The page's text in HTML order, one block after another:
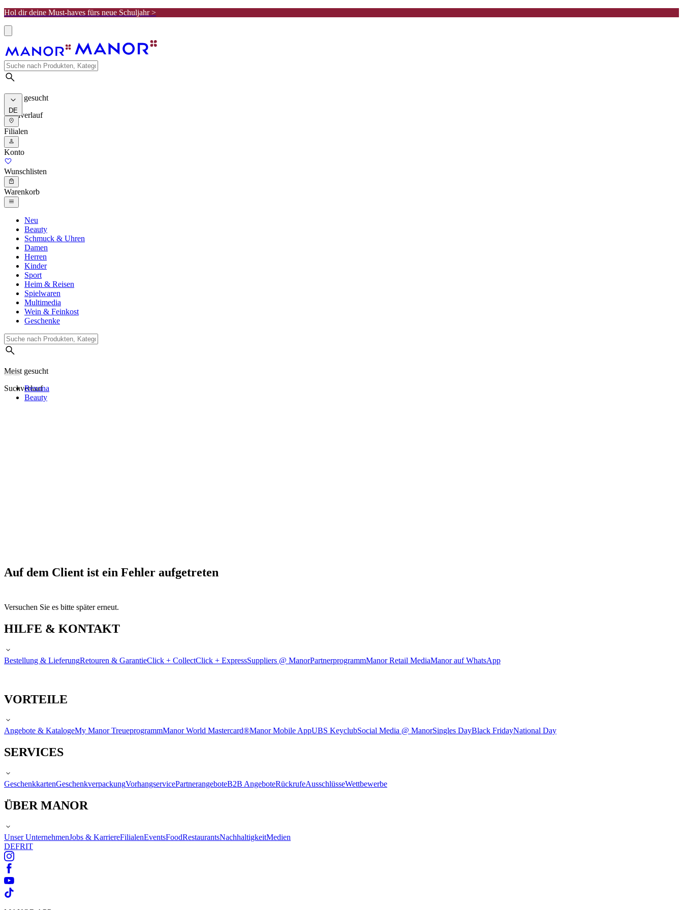
Hol dir deine Must-haves fürs neue Schuljahr >
Meist gesucht
Suchverlauf
DE
Filialen
Konto
Wunschlisten
Warenkorb
Neu
Beauty
Schmuck & Uhren
Damen
Herren
Kinder
Sport
Heim & Reisen
Spielwaren
Multimedia
Wein & Feinkost
Geschenke
Meist gesucht
Suchverlauf
Rexona
Beauty
Auf dem Client ist ein Fehler aufgetreten
Versuchen Sie es bitte später erneut.
HILFE & KONTAKT
Bestellung & LieferungRetouren & GarantieClick + CollectClick + ExpressSuppliers @ ManorPartnerprogrammManor Retail MediaManor auf WhatsApp
VORTEILE
Angebote & KatalogeMy Manor TreueprogrammManor World Mastercard®Manor Mobile AppUBS KeyclubSocial Media @ ManorSingles DayBlack FridayNational Day
SERVICES
GeschenkkartenGeschenkverpackungVorhangservicePartnerangeboteB2B AngeboteRückrufeAusschlüsseWettbewerbe
ÜBER MANOR
Unser UnternehmenJobs & KarriereFilialenEventsFoodRestaurantsNachhaltigkeitMedien
DEFRIT